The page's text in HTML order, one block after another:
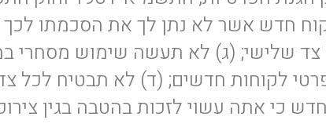
חדש אשר לא נתן לך את הסכמתו
צד שלישי; (ג) לא תעשה שימוש מסחרי
פרטי לקוחות חדשים; (ד) לא תבטיח
כי אתה עשוי לזכות בהטבה בגין